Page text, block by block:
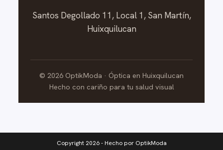
Santos Degollado 11, Local 1, San Martín,
Huixquilucan
© 2026 OptikModa · Óptica en Huixquilucan
Hecho con cariño para tu salud visual
Copyright 2026 - Hecho por OptikModa